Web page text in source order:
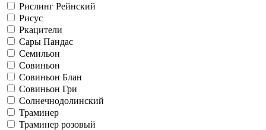
Рислинг Рейнский
Рисус
Ркацители
Сары Пандас
Семильон
Совиньон
Совиньон Блан
Совиньон Гри
Солнечнодолинский
Траминер
Траминер розовый